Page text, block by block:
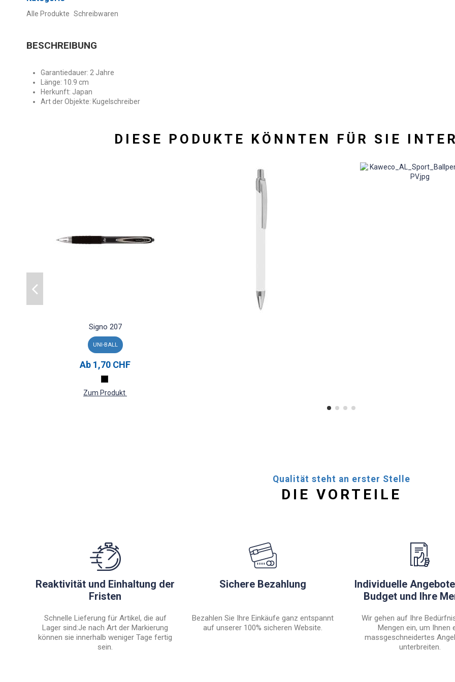
Alle Produkte Schreibwaren
BESCHREIBUNG
Garantiedauer: 2 Jahre
Länge: 10.9 cm
Herkunft: Japan
Art der Objekte: Kugelschreiber
DIESE PODUKTE KÖNNTEN FÜR SIE
Signo 207
UNI-BALL
Ab 1,70 CHF
Zum Produkt
Qualität steht an erster Stelle
DIE VORTEILE
Reaktivität und Einhaltung der
Fristen
Schnelle Lieferung für Artikel, die auf
Lager sind:Je nach Art der Markierung
können sie innerhalb weniger Tage fertig
sein.
Sichere Bezahlung
Bezahlen Sie Ihre Einkäufe ganz entspannt
auf unserer 100% sicheren Website.
Individuelle
Budget und Ihre
Wir gehen auf Ihre
Mengen ein, um Ihnen
massgeschneidertes
unterbreiten.